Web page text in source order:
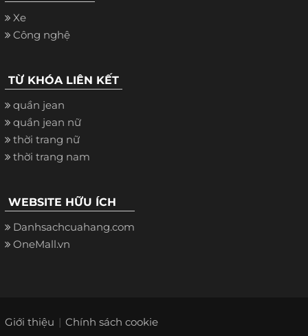
Xe
Công nghệ
TỪ KHÓA LIÊN KẾT
quần jean
quần jean nữ
thời trang nữ
thời trang nam
WEBSITE HỮU ÍCH
Danhsachcuahang.com
OneMall.vn
Giới thiệu Chính sách cookie